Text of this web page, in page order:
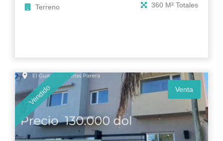
Terreno 360 M² Totales
Vendido Venta